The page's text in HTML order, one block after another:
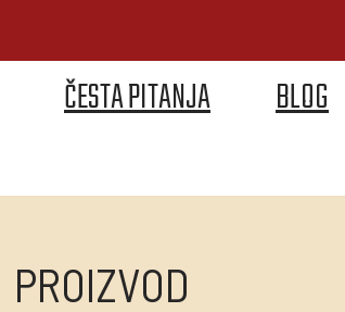
ČESTA PITANJA BLOG
PROIZVOD